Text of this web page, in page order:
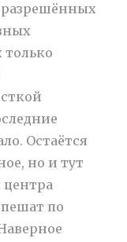
Остаётся
но и тут
центра
по